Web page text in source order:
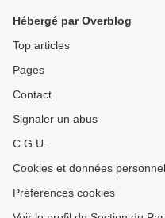
Hébergé par Overblog
Top articles
Pages
Contact
Signaler un abus
C.G.U.
Cookies et données
Préférences cookies